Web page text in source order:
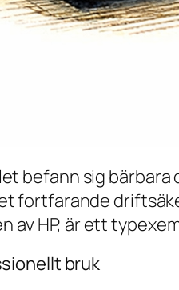
befann sig
fortfarande
av HP, är ett
bruk